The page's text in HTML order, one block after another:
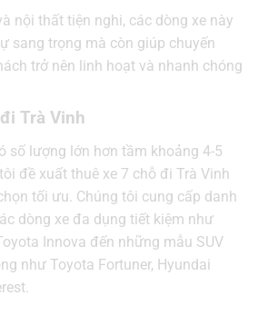
nội thất tiện nghi, các dòng xe này
sang trọng mà còn giúp chuyến
trở nên linh hoạt và nhanh chóng
Trà Vinh
số lượng lớn hơn tầm khoảng 4-5
đề xuất thuê xe 7 chỗ đi Trà Vinh
tối ưu. Chúng tôi cung cấp danh
dòng xe đa dụng tiết kiệm như
Innova đến những mẫu SUV
như Toyota Fortuner, Hyundai